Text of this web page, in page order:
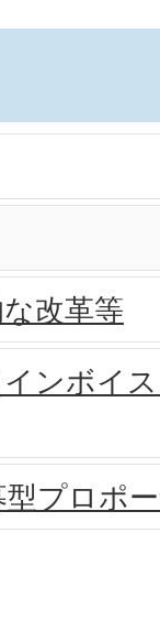
改革等
ンボイ
プロポ